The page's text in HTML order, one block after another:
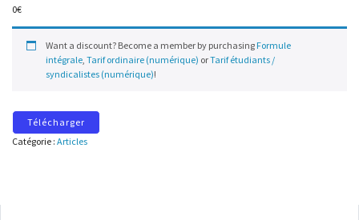
0€
Want a discount? Become a member by purchasing Formule
intégrale, Tarif ordinaire (numérique) orTarif étudiants /
syndicalistes (numérique)!
Télécharger
Catégorie : Articles